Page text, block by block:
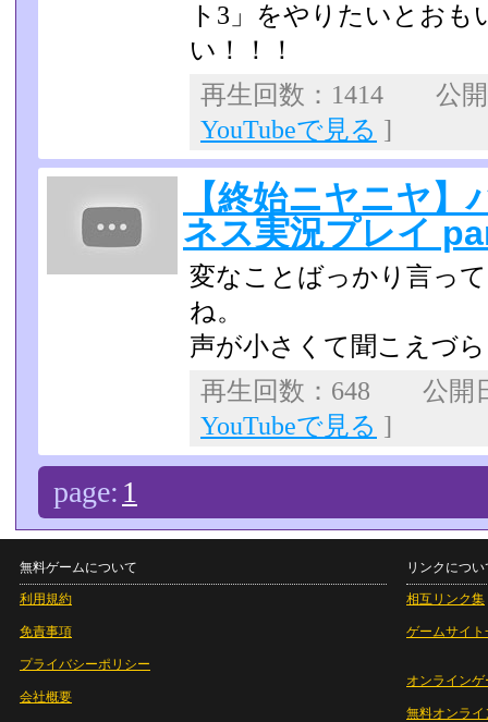
ト3」をやりたいとお
い！！！
再生回数：1414 公
YouTubeで見る ]
【終始ニヤニヤ
ネス実況プレイ
変なことばっかり言っ
ね。
声が小さくて聞こえづ
再生回数：648 公開
YouTubeで見る ]
page: 1
無料ゲームについて
利用規約
免責事項
プライバシーポリシー
会社概要
リンクについ
相互リンク集
ゲームサイト
オンラインゲ
無料オンライ